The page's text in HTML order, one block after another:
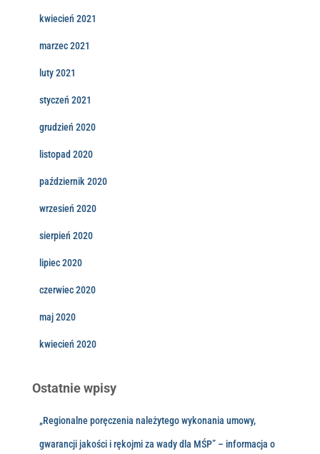
kwiecień 2021
marzec 2021
luty 2021
styczeń 2021
grudzień 2020
listopad 2020
październik 2020
wrzesień 2020
sierpień 2020
lipiec 2020
czerwiec 2020
maj 2020
kwiecień 2020
Ostatnie wpisy
„Regionalne poręczenia należytego wykonania umowy,
gwarancji jakości i rękojmi za wady dla MŚP” – informacja o